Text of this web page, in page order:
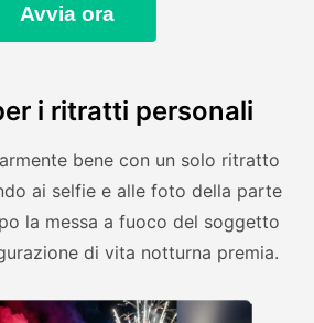
Avvia ora
i ritratti personali
bene con un solo ritratto
ai selfie e alle foto della parte
la messa a fuoco del soggetto
di vita notturna premia.